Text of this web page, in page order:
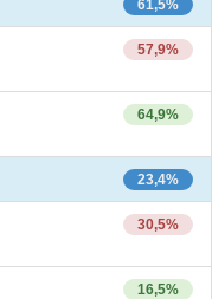
61,5%
57,9%
64,9%
23,4%
30,5%
16,5%